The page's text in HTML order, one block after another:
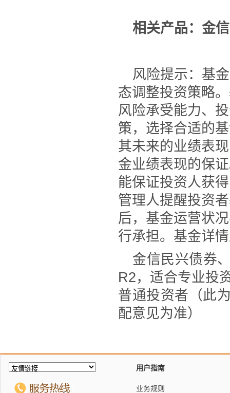
相关产品：金
风险提示：基
态调整投资策略
风险承受能力、
策，选择合适的
其未来的业绩表
金业绩表现的保
能保证投资人获
管理人提醒投资
后，基金运营状
行承担。基金详
金信民兴债券
R2，适合专业投
普通投资者（此
配意见为准）
用户指南
业务规则